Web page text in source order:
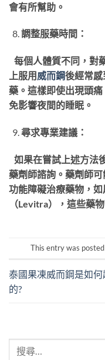
會有所幫助。
調整服藥時間：
每個人體質不同，對
上服用 威而鋼後經常
藥。這樣即使出現頭
免影響夜間的睡眠。
尋求專業建議：
如果在嘗試上述方法
藥劑師諮詢。藥劑師
功能障礙治療藥物，
（Levitra），這些藥
This entry was
泰國果凍威而鋼是如何
的?